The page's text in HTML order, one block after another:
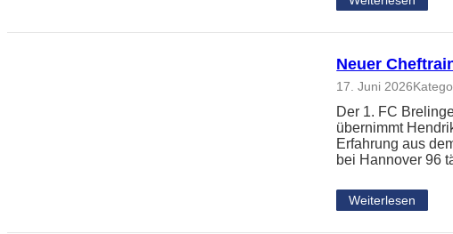
Neuer
17. Juni 2026
Der 1. FC
übernimmt
Erfahrung aus
bei Hannover 96
Weiterlesen